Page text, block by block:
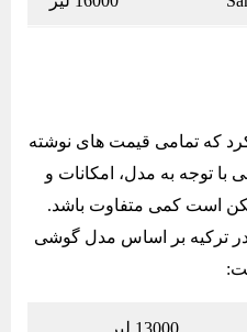
کرد که تمامی قیمت های نوشته
توجه به مدل، امکانات و
است کمی متفاوت باشد.
ترکیه بر اساس مدل گوشی
13000 لیر